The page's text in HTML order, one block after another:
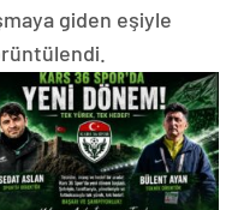
giden eşiyle